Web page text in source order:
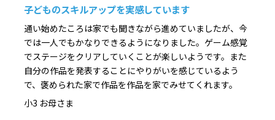
子どものスキルアップを実感しています
通い始めたころは家でも聞きながら進めていましたが、今
では一人でもかなりできるようになりました。ゲーム感覚
でステージをクリアしていくことが楽しいようです。また
自分の作品を発表することにやりがいを感じているよう
で、褒められた家で作品を作品を家でみせてくれます。
小3 お母さま